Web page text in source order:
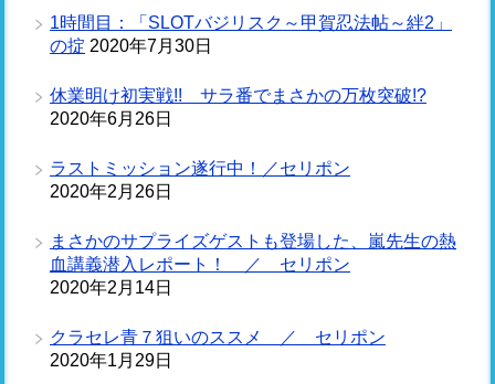
1時間目：「SLOTバジリスク～甲賀忍法帖～絆2」
の掟 2020年7月30日
休業明け初実戦!! サラ番でまさかの万枚突破!?
2020年6月26日
ラストミッション遂行中！／セリポン
2020年2月26日
まさかのサプライズゲストも登場した、嵐先生の熱
血講義潜入レポート！ ／ セリポン
2020年2月14日
クラセレ青７狙いのススメ ／ セリポン
2020年1月29日